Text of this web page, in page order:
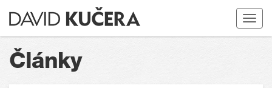
Toggle
Články